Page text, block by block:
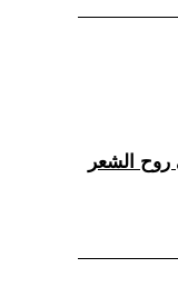
روح الشعر